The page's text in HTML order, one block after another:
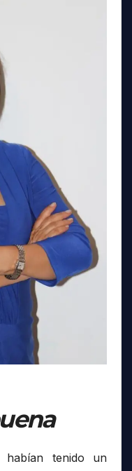
habían tenido un